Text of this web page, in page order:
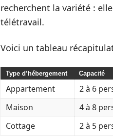
recherchent la variété :
télétravail.
Voici un tableau
Type d’hébergement Capacité
Appartement 2 à 6
Maison
4 à 8
Cottage
2 à 5